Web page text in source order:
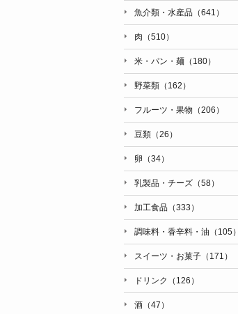
魚介類・水産品（641）
肉（510）
米・パン・麺（180）
野菜類（162）
フルーツ・果物（206）
豆類（26）
卵（34）
乳製品・チーズ（58）
加工食品（333）
調味料・香辛料・油（105）
スイーツ・お菓子（171）
ドリンク（126）
酒（47）